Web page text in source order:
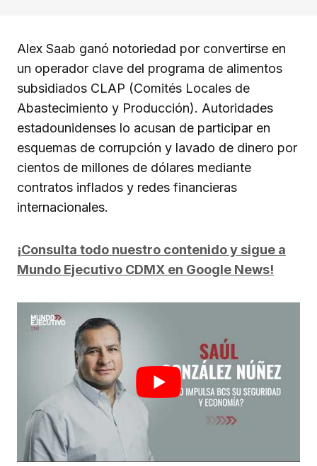
Alex Saab ganó notoriedad por convertirse en
un operador clave del programa de alimentos
subsidiados CLAP (Comités Locales de
Abastecimiento y Producción). Autoridades
estadounidenses lo acusan de participar en
esquemas de corrupción y lavado de dinero por
cientos de millones de dólares mediante
contratos inflados y redes financieras
internacionales.
¡Consulta todo nuestro contenido y sigue a
Mundo Ejecutivo CDMX en Google News!